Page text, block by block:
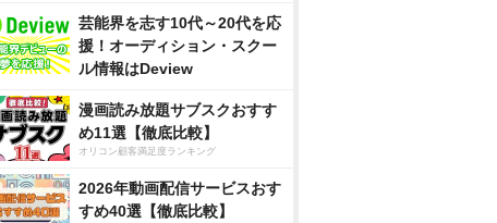
芸能界を志す10代～20代を応
援！オーディション・スクー
ル情報はDeview
漫画読み放題サブスクおすす
め11選【徹底比較】
オリコン顧客満足度ランキング
2026年動画配信サービスおす
すめ40選【徹底比較】